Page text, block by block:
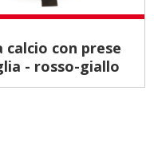
- rosso-giallo